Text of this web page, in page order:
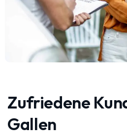
Zufriedene
Gallen